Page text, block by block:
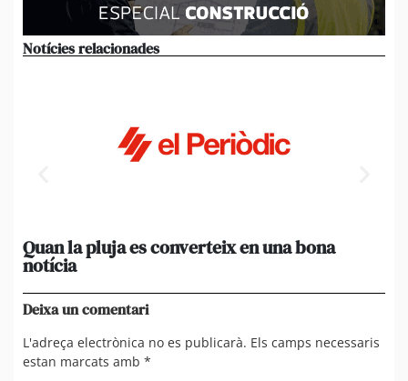
Notícies relacionades
Quan la pluja es converteix en una bona
notícia
Deixa un comentari
L'adreça electrònica no es publicarà. Els camps necessaris
estan marcats amb *